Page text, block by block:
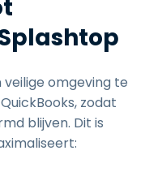
omgeving te
zodat
blijven. Dit is